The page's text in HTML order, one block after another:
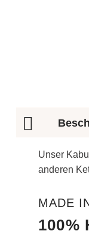
Unser
anderen
MADE
100%